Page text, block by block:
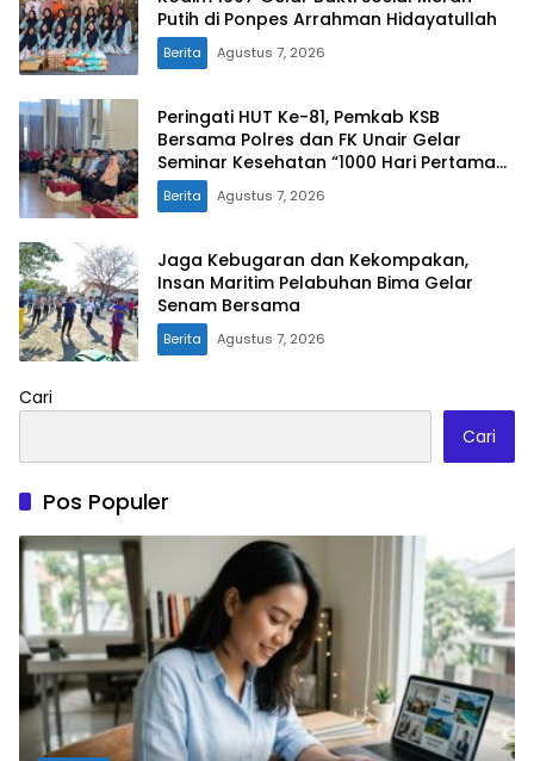
Putih di Ponpes Arrahman Hidayatullah
Berita Agustus 7, 2026
Peringati HUT Ke-81, Pemkab KSB
Bersama Polres dan FK Unair Gelar
Seminar Kesehatan “1000 Hari Pertama
Kehidupan”
Berita Agustus 7, 2026
Jaga Kebugaran dan Kekompakan,
Insan Maritim Pelabuhan Bima Gelar
Senam Bersama
Berita Agustus 7, 2026
Cari
Cari
Pos Populer